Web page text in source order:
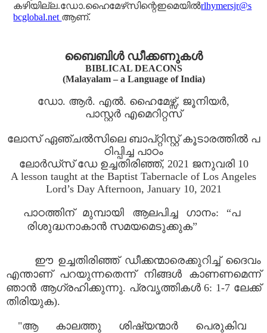
കഴിയില്ല.ഡോ.ഹൈമേഴ്‌സിന്റെഇമെയിൽrlhymersjr@s
bcglobal.net ആണ്.
ബൈബിൾ ഡീക്കണുകൾ
BIBLICAL DEACONS
(Malayalam – a Language of India)
ഡോ. ആർ. എൽ. ഹൈമേഴ്സ്, ജൂനിയർ,
പാസ്റ്റർ എമെറിറ്റസ്
ലോസ് ഏഞ്ചൽസിലെ ബാപ്റ്റിസ്റ്റ് കൂടാരത്തിൽ പ
ഠിപ്പിച്ച പാഠം
ലോർഡ്‌സ് ഡേ ഉച്ചതിരിഞ്ഞ്, 2021 ജനുവരി 10
A lesson taught at the Baptist Tabernacle of Los Angeles
Lord’s Day Afternoon, January 10, 2021
പാഠത്തിന് മുമ്പായി ആലപിച്ച ഗാനം: “പ
രിശുദ്ധനാകാൻ സമയമെടുക്കുക”
ഈ ഉച്ചതിരിഞ്ഞ് ഡീക്കന്മാരെക്കുറിച്ച് ദൈവം
എന്താണ് പറയുന്നതെന്ന് നിങ്ങൾ കാണണമെന്ന്
ഞാൻ ആഗ്രഹിക്കുന്നു. പ്രവൃത്തികൾ 6: 1-7 ലേക്ക്
തിരിയുക).
"ആ കാലത്തു ശിഷ്യന്മാർ പെരുകിവ